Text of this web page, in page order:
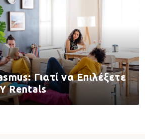
Γιατί να Επιλέξετε
Rentals